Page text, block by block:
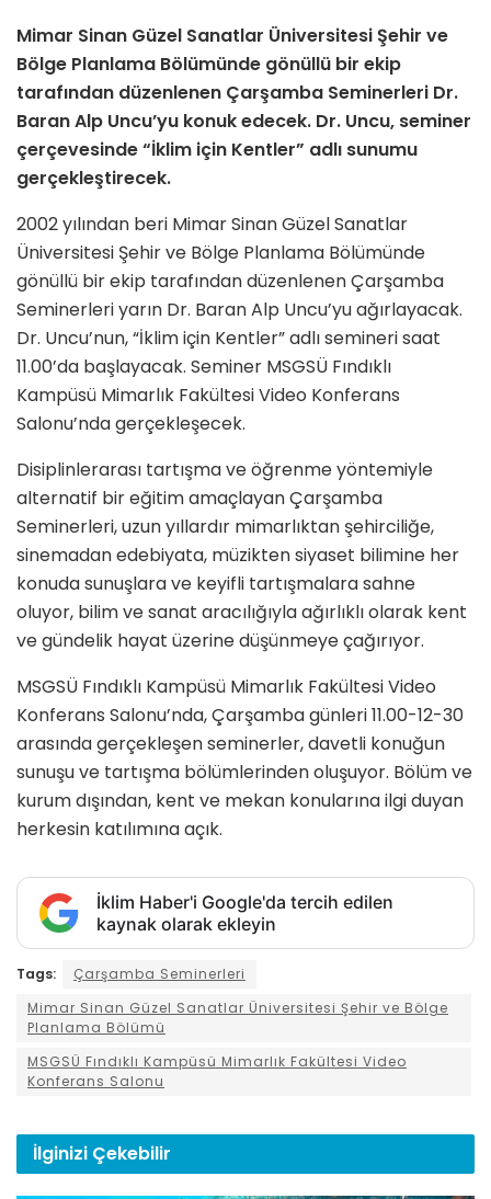
Mimar Sinan Güzel Sanatlar Üniversitesi Şehir ve
Bölge Planlama Bölümünde gönüllü bir ekip
tarafından düzenlenen Çarşamba Seminerleri Dr.
Baran Alp Uncu’yu konuk edecek. Dr. Uncu, seminer
çerçevesinde “İklim için Kentler” adlı sunumu
gerçekleştirecek.
2002 yılından beri Mimar Sinan Güzel Sanatlar
Üniversitesi Şehir ve Bölge Planlama Bölümünde
gönüllü bir ekip tarafından düzenlenen Çarşamba
Seminerleri yarın Dr. Baran Alp Uncu’yu ağırlayacak.
Dr. Uncu’nun, “İklim için Kentler” adlı semineri saat
11.00’da başlayacak. Seminer MSGSÜ Fındıklı
Kampüsü Mimarlık Fakültesi Video Konferans
Salonu’nda gerçekleşecek.
Disiplinlerarası tartışma ve öğrenme yöntemiyle
alternatif bir eğitim amaçlayan Çarşamba
Seminerleri, uzun yıllardır mimarlıktan şehirciliğe,
sinemadan edebiyata, müzikten siyaset bilimine her
konuda sunuşlara ve keyifli tartışmalara sahne
oluyor, bilim ve sanat aracılığıyla ağırlıklı olarak kent
ve gündelik hayat üzerine düşünmeye çağırıyor.
MSGSÜ Fındıklı Kampüsü Mimarlık Fakültesi Video
Konferans Salonu’nda, Çarşamba günleri 11.00-12-30
arasında gerçekleşen seminerler, davetli konuğun
sunuşu ve tartışma bölümlerinden oluşuyor. Bölüm ve
kurum dışından, kent ve mekan konularına ilgi duyan
herkesin katılımına açık.
İklim Haber'i Google'da tercih edilen
kaynak olarak ekleyin
Tags:
Çarşamba Seminerleri
Mimar Sinan Güzel Sanatlar Üniversitesi Şehir ve Bölge
Planlama Bölümü
MSGSÜ Fındıklı Kampüsü Mimarlık Fakültesi Video
Konferans Salonu
İlginizi Çekebilir